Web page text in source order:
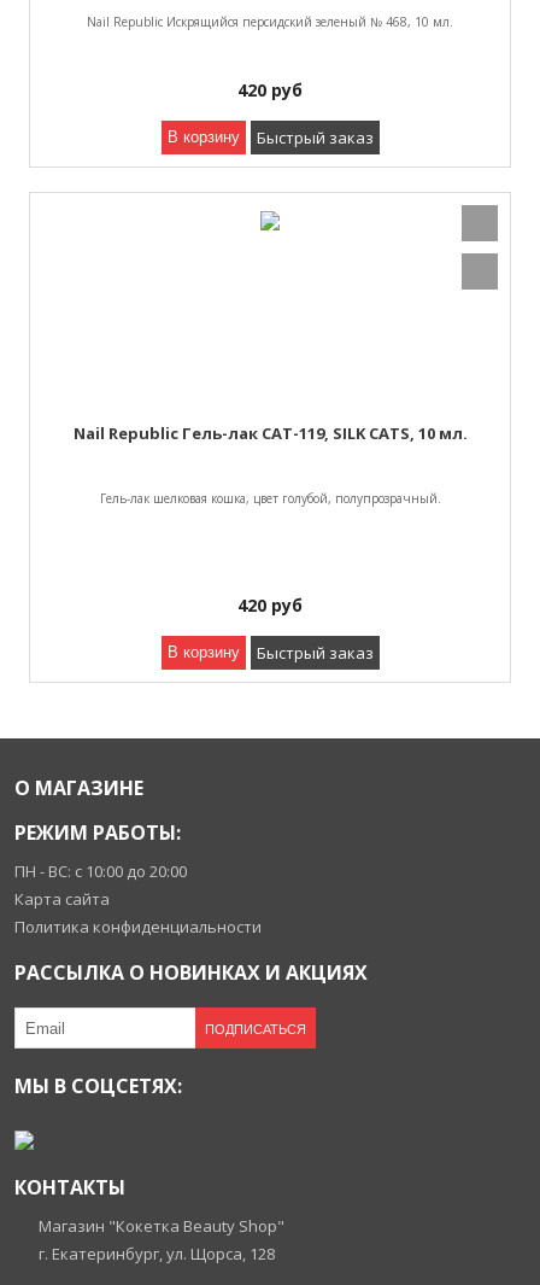
Nail Republic Искрящийся персидский зеленый № 468, 10 мл.
420 руб
В корзину Быстрый заказ
Nail Republic Гель-лак CAT-119, SILK CATS, 10 мл.
Гель-лак шелковая кошка, цвет голубой, полупрозрачный.
420 руб
В корзину Быстрый заказ
О МАГАЗИНЕ
РЕЖИМ РАБОТЫ:
ПН - ВС: с 10:00 до 20:00
Карта сайта
Политика конфиденциальности
РАССЫЛКА О НОВИНКАХ И АКЦИЯХ
ПОДПИСАТЬСЯ
МЫ В СОЦСЕТЯХ:
КОНТАКТЫ
Магазин "Кокетка Beauty Shop"
г. Екатеринбург, ул. Щорса, 128